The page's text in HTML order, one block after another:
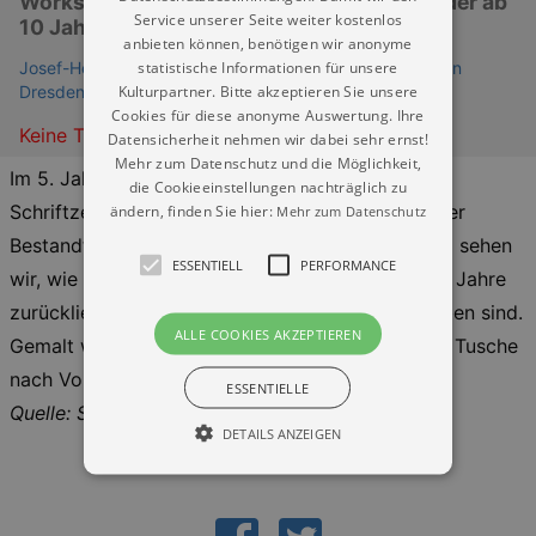
10 Jahren
Josef-Hegenbarth-Archiv - Staatliche Kunstsammlungen
Dresden
Keine Termine
Im 5. Jahrhundert gelangten die chinesischen
Schriftzeichen nach Japan und wurden dort fester
Bestandteil der japanischen Schrift. Im Workshop sehen
wir, wie die piktografischen Ursprünge aus 3500 Jahre
zurückliegender Zeit noch heute sichtbar geblieben sind.
Gemalt werden die Schriftzeichen mit Pinsel und Tusche
nach Vorlagen.
Quelle: Staatliche Kunstsammlungen Dresden
Service unserer Seite weiter kostenlos
anbieten können, benötigen wir anonyme
statistische Informationen für unsere
Kulturpartner. Bitte akzeptieren Sie unsere
Cookies für diese anonyme Auswertung. Ihre
Datensicherheit nehmen wir dabei sehr ernst!
Mehr zum Datenschutz und die Möglichkeit,
die Cookieeinstellungen nachträglich zu
ändern, finden Sie hier: Mehr zum Datenschutz
ESSENTIELL PERFORMANCE
ALLE COOKIES AKZEPTIEREN
ESSENTIELLE
DETAILS ANZEIGEN
Essentiell Performance